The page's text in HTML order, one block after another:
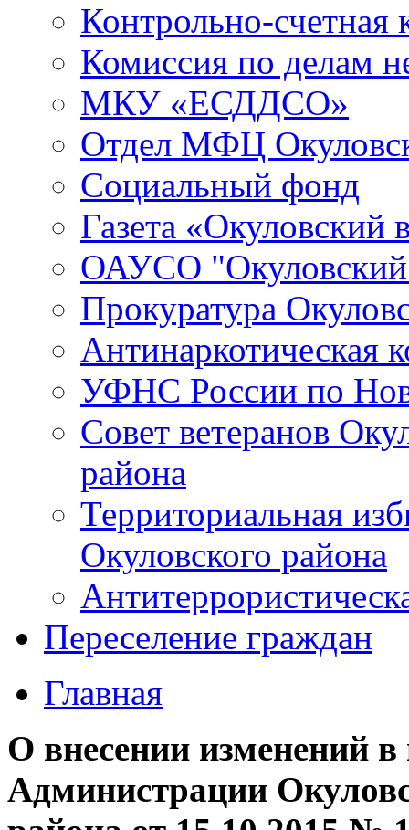
Контрольно-счетная
Комиссия по делам
МКУ «ЕСДДСО»
Отдел МФЦ
Социальный фонд
Газета «Окуловский
ОАУСО
Прокуратура
Антинаркотическая
УФНС России по
Совет ветеранов
района
Территориальная
Окуловского района
Переселение граждан
Главная
О внесении изменений в
Администрации